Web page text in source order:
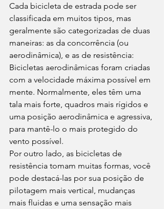
Cada bicicleta de estrada pode ser
classificada em muitos tipos, mas
geralmente são categorizadas de duas
maneiras: as da concorrência (ou
aerodinâmica), e as de resistência:
Bicicletas aerodinâmicas foram criadas
com a velocidade máxima possível em
mente. Normalmente, eles têm uma
tala mais forte, quadros mais rígidos e
uma posição aerodinâmica e agressiva,
para mantê-lo o mais protegido do
vento possível.
Por outro lado, as bicicletas de
resistência tomam muitas formas, você
pode destacá-las por sua posição de
pilotagem mais vertical, mudanças
mais fluidas e uma sensação mais